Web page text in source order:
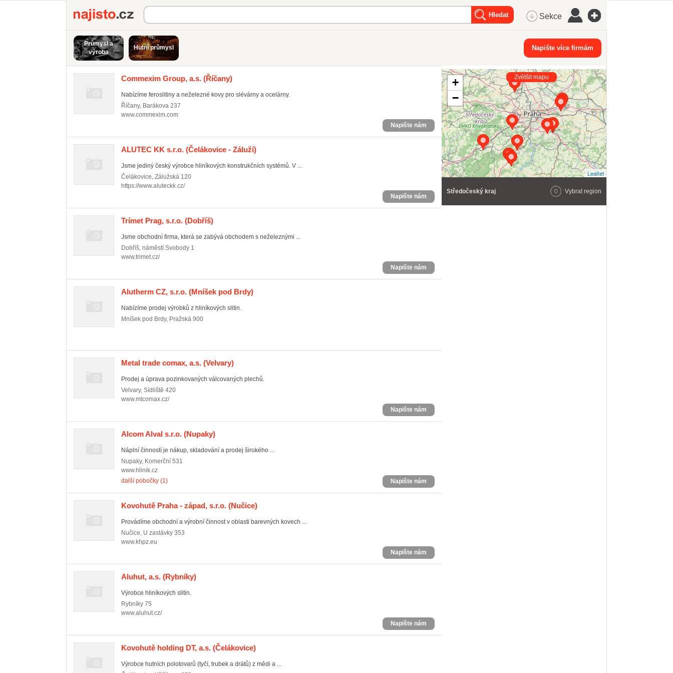
Najisto.cz Sekce
Průmysl a
výroba
Hutní průmysl Napište více firmám
Commexim Group, a.s. (Říčany)
Nabízíme feroslitiny a neželezné kovy pro slévárny a ocelárny.
Říčany, Barákova 237
www.commexim.com
Napište nám
ALUTEC KK s.r.o. (Čelákovice - Záluží)
Jsme jediný český výrobce hliníkových konstrukčních systémů. V ...
Čelákovice, Zálužská 120
https://www.aluteckk.cz/
Napište nám
Trímet Prag, s.r.o. (Dobříš)
Jsme obchodní firma, která se zabývá obchodem s neželeznými ...
Dobříš, náměstí Svobody 1
www.trimet.cz/
Napište nám
Alutherm CZ, s.r.o. (Mníšek pod Brdy)
Nabízíme prodej výrobků z hliníkových slitin.
Mníšek pod Brdy, Pražská 900
Metal trade comax, a.s. (Velvary)
Prodej a úprava pozinkovaných válcovaných plechů.
Velvary, Sídliště 420
www.mtcomax.cz/
Napište nám
Alcom Alval s.r.o. (Nupaky)
Náplní činností je nákup, skladování a prodej širokého ...
Nupaky, Komerční 531
www.hlinik.cz
další pobočky (1)
Napište nám
Kovohutě Praha - západ, s.r.o. (Nučice)
Provádíme obchodní a výrobní činnost v oblasti barevných kovech ...
Nučice, U zastávky 353
www.khpz.eu
Napište nám
Aluhut, a.s. (Rybníky)
Výrobce hliníkových slitin.
Rybníky 75
www.aluhut.cz/
Napište nám
Kovohutě holding DT, a.s. (Čelákovice)
Výrobce hutních polotovarů (tyčí, trubek a drátů) z mědi a ...
+
−
Leaflet
Zvětšit mapu
Středočeský kraj Vybrat region